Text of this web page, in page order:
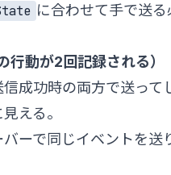
に合わせて手で送る
行動が2回記録される）
成功時の両方で送って
える。
ーで同じイベントを送